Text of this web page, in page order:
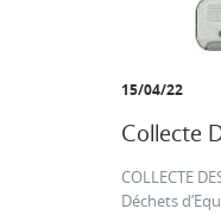
15/04/22
Collecte
COLLECTE
Déchets